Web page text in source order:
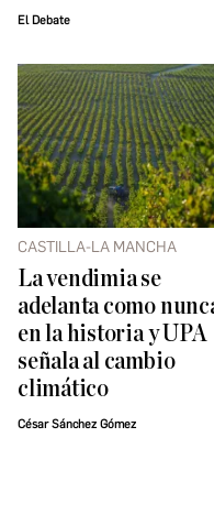
El Debate
CASTILLA-LA MANCHA
La vendimia se
adelanta como
en la historia y UPA
señala al cambio
climático
César Sánchez Gómez